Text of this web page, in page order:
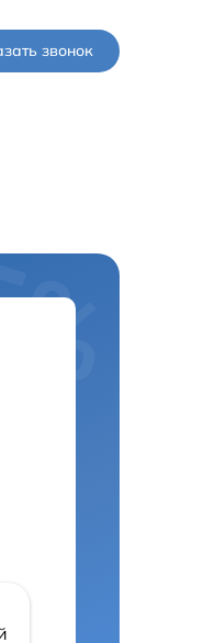
звонок